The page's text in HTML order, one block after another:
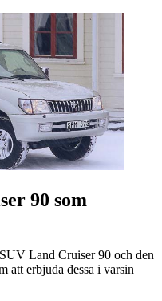
90 som
Land Cruiser 90 och den
att erbjuda dessa i varsin